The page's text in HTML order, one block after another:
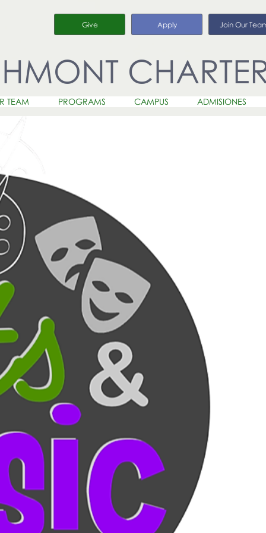
Apply Join Our
TEAM PROGRAMS CAMPUS ADMISIONES
Give